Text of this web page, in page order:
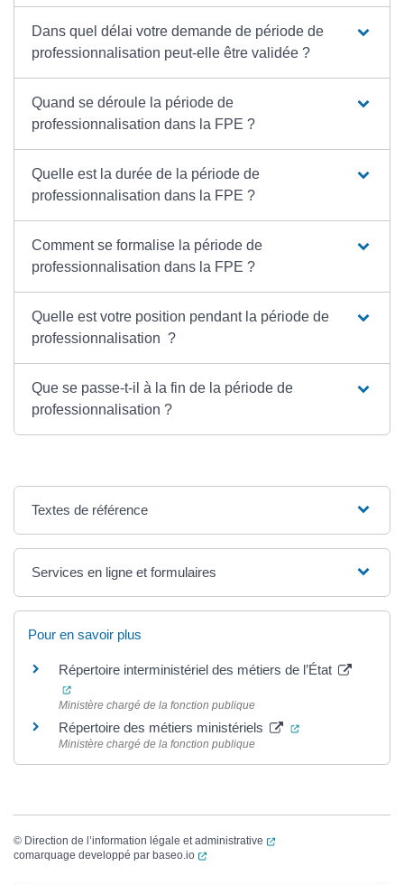
Dans quel délai votre demande de période de
professionnalisation peut-elle être validée ?
Quand se déroule la période de
professionnalisation dans la FPE ?
Quelle est la durée de la période de
professionnalisation dans la FPE ?
Comment se formalise la période de
professionnalisation dans la FPE ?
Quelle est votre position pendant la période de
professionnalisation ?
Que se passe-t-il à la fin de la période de
professionnalisation ?
Textes de référence
Services en ligne et formulaires
Pour en savoir plus
Répertoire interministériel des métiers de l’État
(ouverture dans un nouvel onglet)
Ministère chargé de la fonction publique
Répertoire des métiers ministériels (ouverture dans
Ministère chargé de la fonction publique
© Direction de l’information légale et administrative
(ouverture dans un
comarquage developpé par baseo.io (ouverture dans un nouvel onglet)